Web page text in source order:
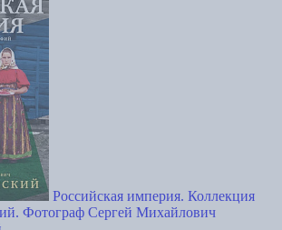
Российская империя. Коллекция
Фотограф Сергей Михайлович